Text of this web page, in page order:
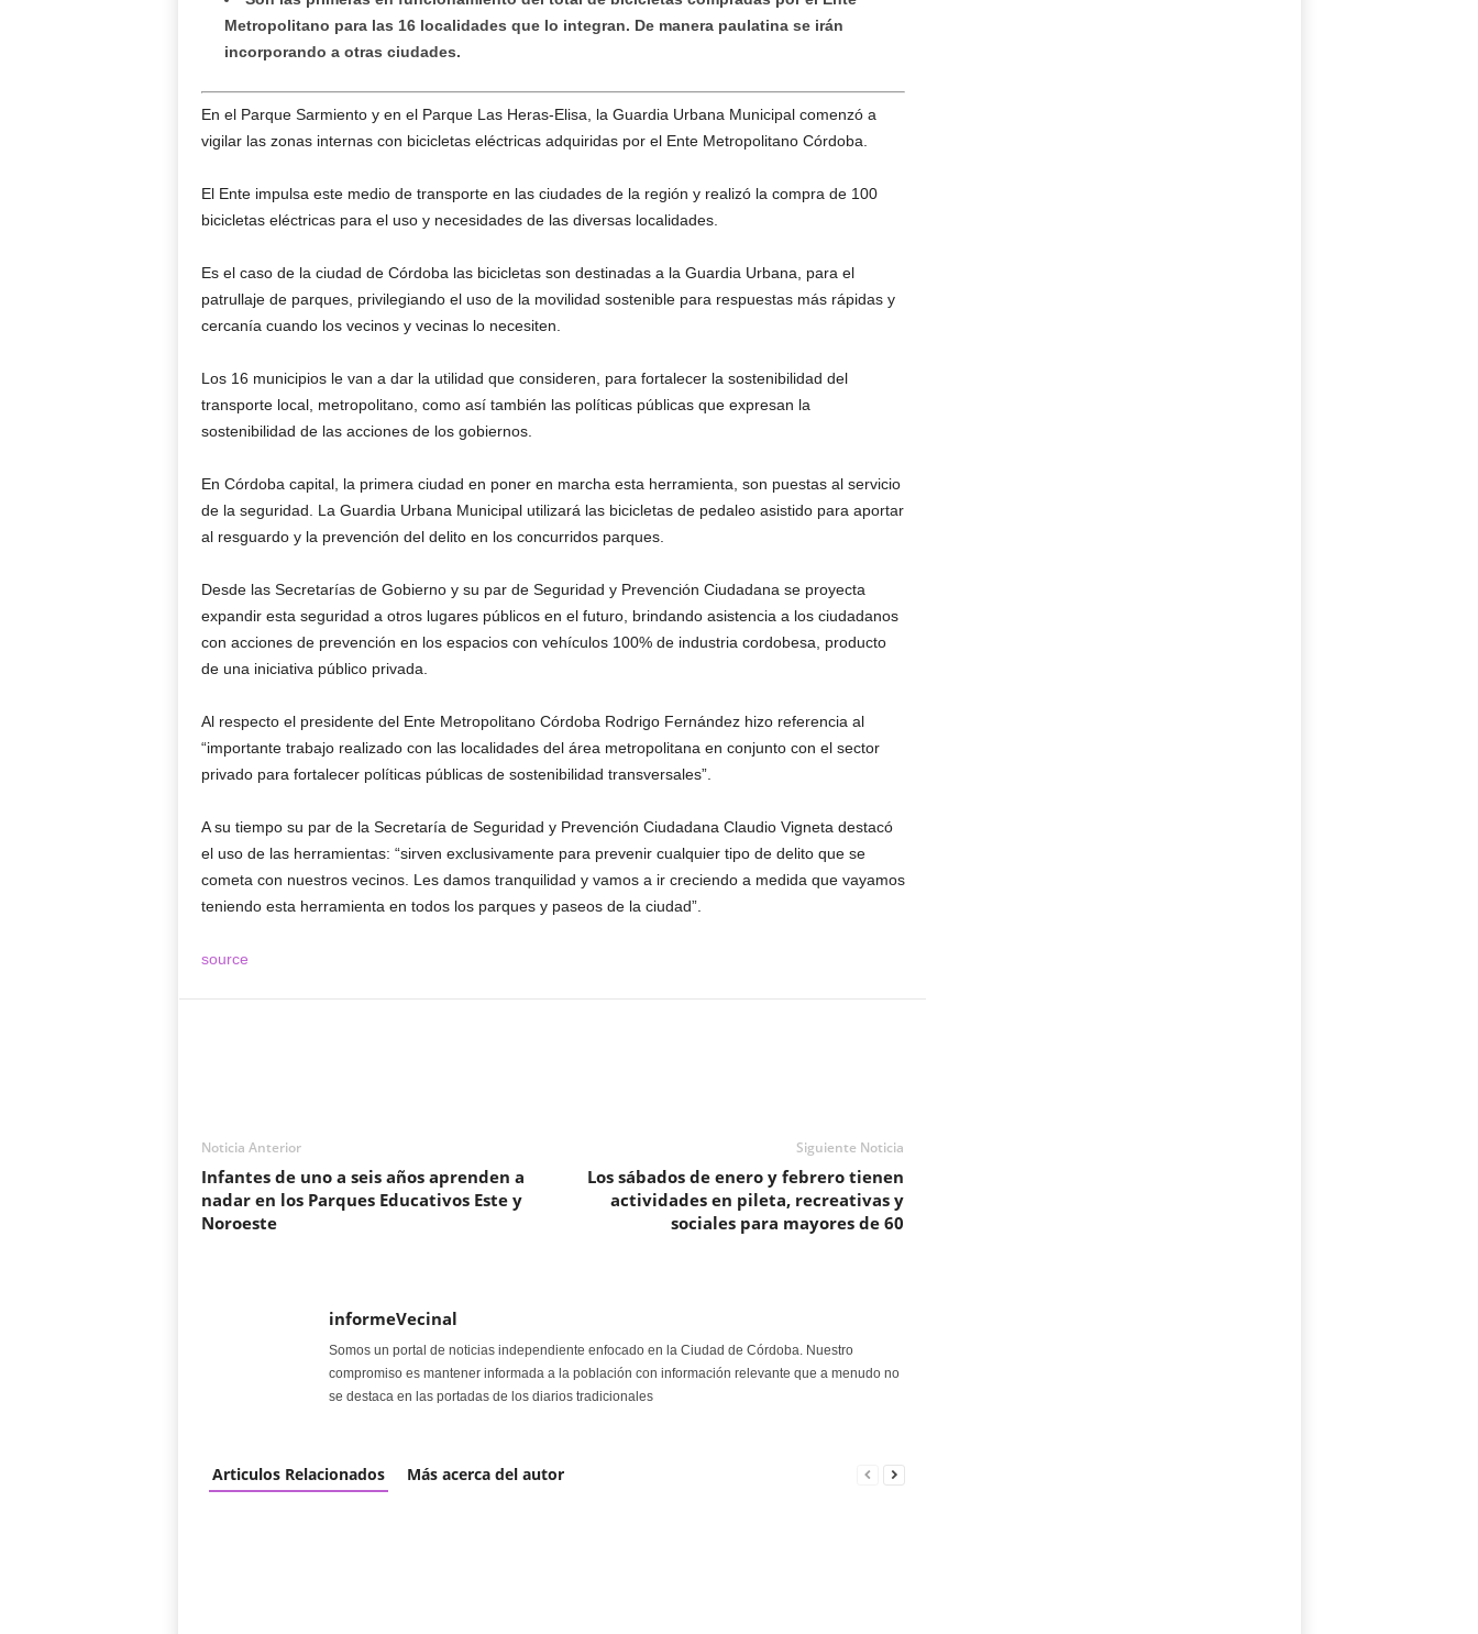
Metropolitano para las 16 localidades que lo integran. De manera paulatina se irán
incorporando a otras ciudades.
En el Parque Sarmiento y en el Parque Las Heras-Elisa, la Guardia Urbana Municipal comenzó a
vigilar las zonas internas con bicicletas eléctricas adquiridas por el Ente Metropolitano Córdoba.
El Ente impulsa este medio de transporte en las ciudades de la región y realizó la compra de 100
bicicletas eléctricas para el uso y necesidades de las diversas localidades.
Es el caso de la ciudad de Córdoba las bicicletas son destinadas a la Guardia Urbana, para el
patrullaje de parques, privilegiando el uso de la movilidad sostenible para respuestas más rápidas y
cercanía cuando los vecinos y vecinas lo necesiten.
Los 16 municipios le van a dar la utilidad que consideren, para fortalecer la sostenibilidad del
transporte local, metropolitano, como así también las políticas públicas que expresan la
sostenibilidad de las acciones de los gobiernos.
En Córdoba capital, la primera ciudad en poner en marcha esta herramienta, son puestas al servicio
de la seguridad. La Guardia Urbana Municipal utilizará las bicicletas de pedaleo asistido para aportar
al resguardo y la prevención del delito en los concurridos parques.
Desde las Secretarías de Gobierno y su par de Seguridad y Prevención Ciudadana se proyecta
expandir esta seguridad a otros lugares públicos en el futuro, brindando asistencia a los ciudadanos
con acciones de prevención en los espacios con vehículos 100% de industria cordobesa, producto
de una iniciativa público privada.
Al respecto el presidente del Ente Metropolitano Córdoba Rodrigo Fernández hizo referencia al
“importante trabajo realizado con las localidades del área metropolitana en conjunto con el sector
privado para fortalecer políticas públicas de sostenibilidad transversales”.
A su tiempo su par de la Secretaría de Seguridad y Prevención Ciudadana Claudio Vigneta destacó
el uso de las herramientas: “sirven exclusivamente para prevenir cualquier tipo de delito que se
cometa con nuestros vecinos. Les damos tranquilidad y vamos a ir creciendo a medida que vayamos
teniendo esta herramienta en todos los parques y paseos de la ciudad”.
source
Noticia Anterior
Infantes de uno a seis años aprenden a
nadar en los Parques Educativos Este y
Noroeste
Siguiente Noticia
Los sábados de enero y febrero tienen
actividades en pileta, recreativas y
sociales para mayores de 60
informeVecinal
Somos un portal de noticias independiente enfocado en la Ciudad de Córdoba. Nuestro
compromiso es mantener informada a la población con información relevante que a menudo no
se destaca en las portadas de los diarios tradicionales
Articulos Relacionados Más acerca del autor